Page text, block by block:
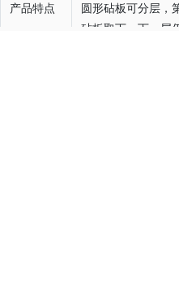
产品特点
圆形砧板可分层，
砧板取下，下一层